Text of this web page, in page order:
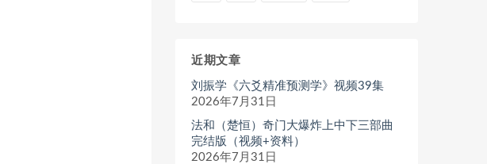
近期文章
刘振学《六爻精准预测学》视频39集
2026年7月31日
法和（楚恒）奇门大爆炸上中下三部曲
完结版（视频+资料）
2026年7月31日